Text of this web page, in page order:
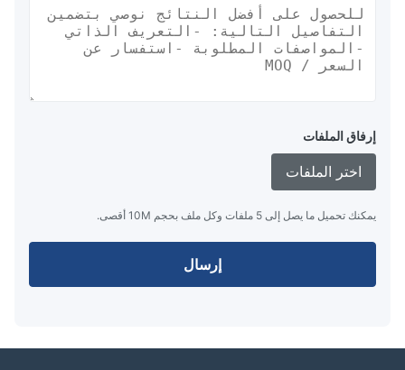
إرفاق الملفات
اختر الملفات
يمكنك تحميل ما يصل إلى 5 ملفات وكل ملف بحجم 10M أقصى.
إرسال